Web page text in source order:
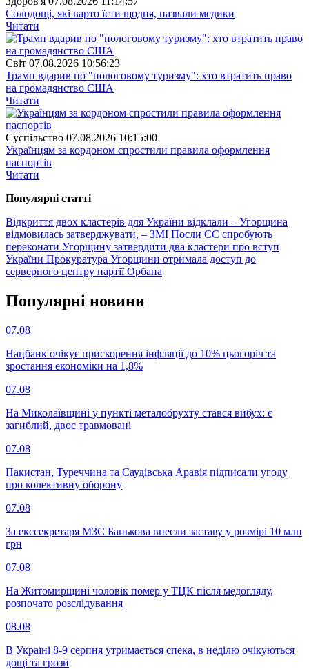
Солодощі, які варто їсти щодня, назвали медики
Читати
Свiт 07.08.2026 10:56:23
Трамп вдарив по "пологовому туризму": хто втратить право
на громадянство США
Читати
Суспiльство 07.08.2026 10:15:00
Українцям за кордоном спростили правила оформлення
паспортів
Читати
Популярнi статтi
Відкриття двох кластерів для України відклали – Угорщина
відмовилась затверджувати, – ЗМІ Посли ЄС спробують
переконати Угорщину затвердити два кластери про вступ
України Прокуратура Угорщини отримала доступ до
серверного центру партії Орбана
Популярнi новини
07.08
Нацбанк очікує прискорення інфляції до 10% цьогоріч та
зростання економіки на 1,8%
07.08
На Миколаївщині у пункті металобрухту стався вибух: є
загиблий, двоє травмовані
07.08
Пакистан, Туреччина та Саудівська Аравія підписали угоду
про колективну оборону
07.08
За екссекретаря МЗС Банькова внесли заставу у розмірі 10 млн
грн
07.08
На Житомирщині чоловік помер у ТЦК після медогляду,
розпочато розслідування
08.08
В Україні 8-9 серпня утримається спека, в неділю очікуються
дощі та грози